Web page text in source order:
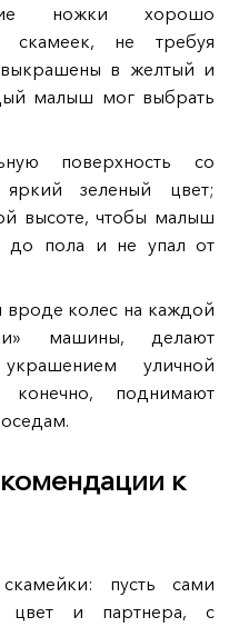
ножки хорошо
скамеек, не требуя
в желтый и
малыш мог выбрать
поверхность со
зеленый цвет;
высоте, чтобы малыш
до пола и не упал от
вроде колес на каждой
машины, делают
уличной
поднимают
к
пусть сами
цвет и партнера, с